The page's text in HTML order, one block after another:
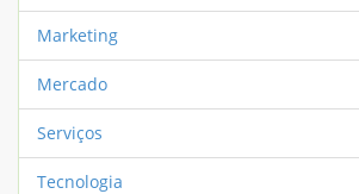
Marketing
Mercado
Serviços
Tecnologia